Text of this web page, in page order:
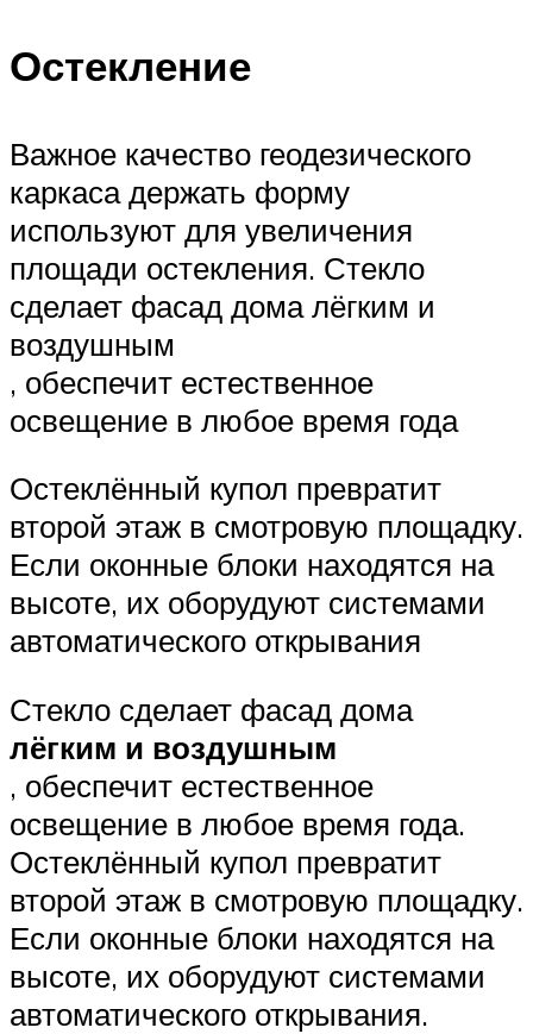
Остекление
Важное качество геодезического
каркаса держать форму
используют для увеличения
площади остекления. Стекло
сделает фасад дома лёгким и
воздушным
, обеспечит естественное
освещение в любое время года
Остеклённый купол превратит
второй этаж в смотровую площадку.
Если оконные блоки находятся на
высоте, их оборудуют системами
автоматического открывания
Стекло сделает фасад дома
лёгким и воздушным
, обеспечит естественное
освещение в любое время года.
Остеклённый купол превратит
второй этаж в смотровую площадку.
Если оконные блоки находятся на
высоте, их оборудуют системами
автоматического открывания.